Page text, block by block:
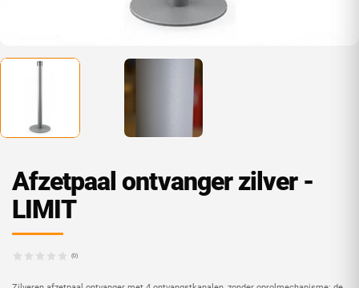
Afzetpaal ontvanger zilver -
LIMIT
(0)